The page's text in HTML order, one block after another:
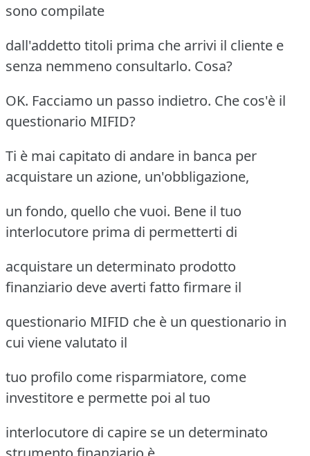
sono compilate
dall'addetto titoli prima che arrivi il cliente e
senza nemmeno consultarlo. Cosa?
OK. Facciamo un passo indietro. Che cos'è il
questionario MIFID?
Ti è mai capitato di andare in banca per
acquistare un azione, un'obbligazione,
un fondo, quello che vuoi. Bene il tuo
interlocutore prima di permetterti di
acquistare un determinato prodotto
finanziario deve averti fatto firmare il
questionario MIFID che è un questionario in
cui viene valutato il
tuo profilo come risparmiatore, come
investitore e permette poi al tuo
interlocutore di capire se un determinato